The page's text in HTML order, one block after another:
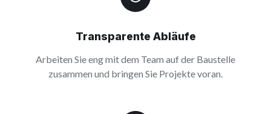
Transparente Abläufe
Arbeiten Sie eng mit dem Team auf der Baustelle
zusammen und bringen Sie Projekte voran.